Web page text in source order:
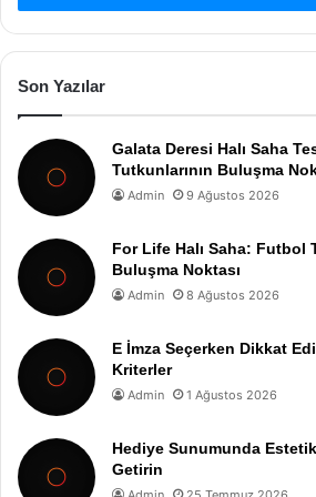
Son Yazılar
Galata Deresi Halı Saha
Tutkunlarının Buluşma
Admin 9 Ağustos 2026
For Life Halı Saha: Futbol
Buluşma Noktası
Admin 8 Ağustos 2026
E İmza Seçerken Dikkat
Kriterler
Admin 1 Ağustos 2026
Hediye Sunumunda
Getirin